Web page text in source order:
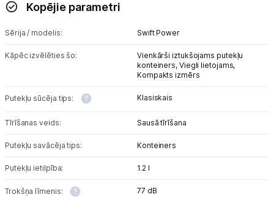
Tvaika tīrītāji
Klimata iekārtas
Kopējie parametri
Sērija / modelis: Swift Power
Kāpēc izvēlēties šo:
Vienkārši iztukšojams putekļu
konteiners, Viegli lietojams,
Kompakts izmērs
Putekļu sūcēja tips: Klasiskais
Tīrīšanas veids: Sausā tīrīšana
Putekļu savācēja tips: Konteiners
Putekļu ietilpība: 1.2 l
Trokšņa līmenis: 77 dB